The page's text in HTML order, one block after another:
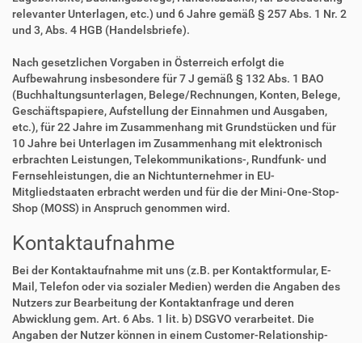
relevanter Unterlagen, etc.) und 6 Jahre gemäß § 257 Abs. 1 Nr. 2
und 3, Abs. 4 HGB (Handelsbriefe).
Nach gesetzlichen Vorgaben in Österreich erfolgt die
Aufbewahrung insbesondere für 7 J gemäß § 132 Abs. 1 BAO
(Buchhaltungsunterlagen, Belege/Rechnungen, Konten, Belege,
Geschäftspapiere, Aufstellung der Einnahmen und Ausgaben,
etc.), für 22 Jahre im Zusammenhang mit Grundstücken und für
10 Jahre bei Unterlagen im Zusammenhang mit elektronisch
erbrachten Leistungen, Telekommunikations-, Rundfunk- und
Fernsehleistungen, die an Nichtunternehmer in EU-
Mitgliedstaaten erbracht werden und für die der Mini-One-Stop-
Shop (MOSS) in Anspruch genommen wird.
Kontaktaufnahme
Bei der Kontaktaufnahme mit uns (z.B. per Kontaktformular, E-
Mail, Telefon oder via sozialer Medien) werden die Angaben des
Nutzers zur Bearbeitung der Kontaktanfrage und deren
Abwicklung gem. Art. 6 Abs. 1 lit. b) DSGVO verarbeitet. Die
Angaben der Nutzer können in einem Customer-Relationship-